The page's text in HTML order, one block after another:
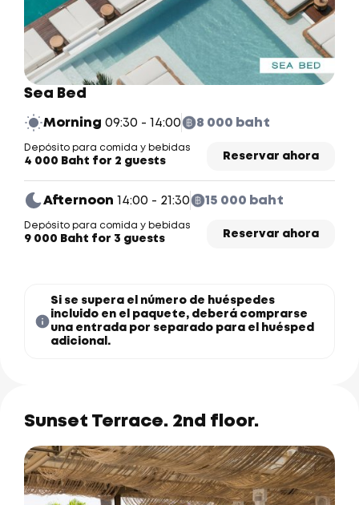
Sea Bed
Morning 09:30 - 14:00 8 000 baht
Depósito para comida y bebidas
4 000 Baht for 2 guests Reservar ahora
Afternoon 14:00 - 21:30 15 000 baht
Depósito para comida y bebidas
9 000 Baht for 3 guests Reservar ahora
Si se supera el número de huéspedes
incluido en el paquete, deberá comprarse
una entrada por separado para el huésped
adicional.
Sunset Terrace. 2nd floor.